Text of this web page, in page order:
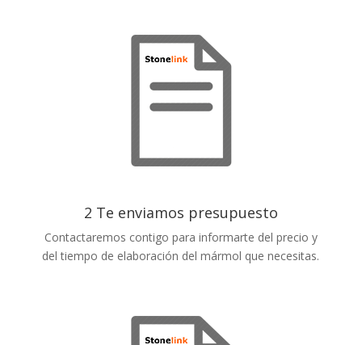
2 Te enviamos presupuesto
Contactaremos contigo para informarte del precio y
del tiempo de elaboración del mármol que necesitas.